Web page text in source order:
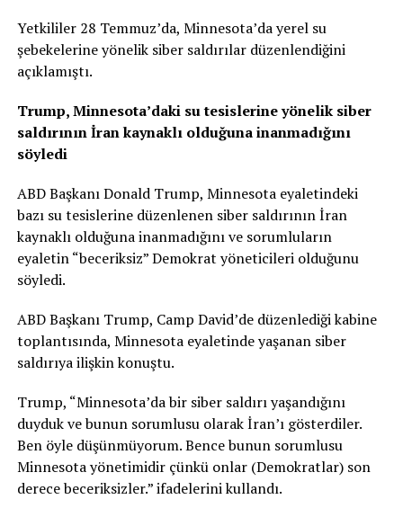
Yetkililer 28 Temmuz’da, Minnesota’da yerel su
şebekelerine yönelik siber saldırılar düzenlendiğini
açıklamıştı.
Trump, Minnesota’daki su tesislerine yönelik siber
saldırının İran kaynaklı olduğuna inanmadığını
söyledi
ABD Başkanı Donald Trump, Minnesota eyaletindeki
bazı su tesislerine düzenlenen siber saldırının İran
kaynaklı olduğuna inanmadığını ve sorumluların
eyaletin “beceriksiz” Demokrat yöneticileri olduğunu
söyledi.
ABD Başkanı Trump, Camp David’de düzenlediği kabine
toplantısında, Minnesota eyaletinde yaşanan siber
saldırıya ilişkin konuştu.
Trump, “Minnesota’da bir siber saldırı yaşandığını
duyduk ve bunun sorumlusu olarak İran’ı gösterdiler.
Ben öyle düşünmüyorum. Bence bunun sorumlusu
Minnesota yönetimidir çünkü onlar (Demokratlar) son
derece beceriksizler.” ifadelerini kullandı.